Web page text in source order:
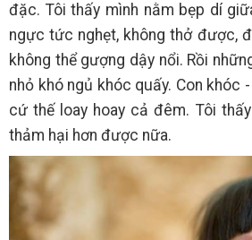
đặc. Tôi thấy mình nằm bẹp dí
ngực tức nghẹt, không thở được,
không thể gượng dậy nổi. Rồi
nhỏ khó ngủ khóc quấy. Con khóc
cứ thế loay hoay cả đêm. Tôi
thảm hại hơn được nữa.